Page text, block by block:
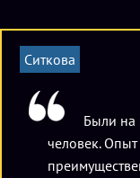
Ситкова
Были на
человек.